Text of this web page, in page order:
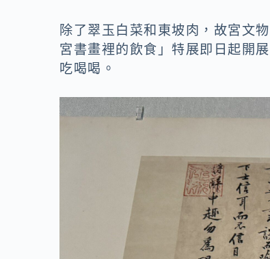
o
k
n
k
除了翠玉白菜和東坡肉，故宮文
宮書畫裡的飲食」特展即日起開
吃喝喝。